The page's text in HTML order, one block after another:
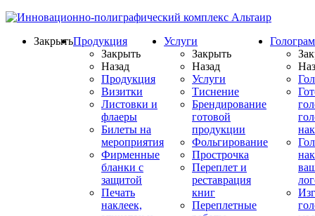
ЗакрытьПродукция
Закрыть
Назад
Продукция
Визитки
Листовки и
флаеры
Билеты на
мероприятия
Фирменные
бланки с
защитой
Печать
наклеек,
Услуги
Закрыть
Назад
Услуги
Тиснение
Брендирование
готовой
продукции
Фольгирование
Прострочка
Переплет и
реставрация
книг
Переплетные